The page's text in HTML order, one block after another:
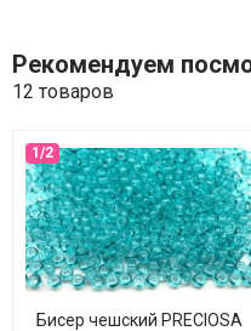
Рекомендуем
12 товаров
Бисер чешский PRECIOSA